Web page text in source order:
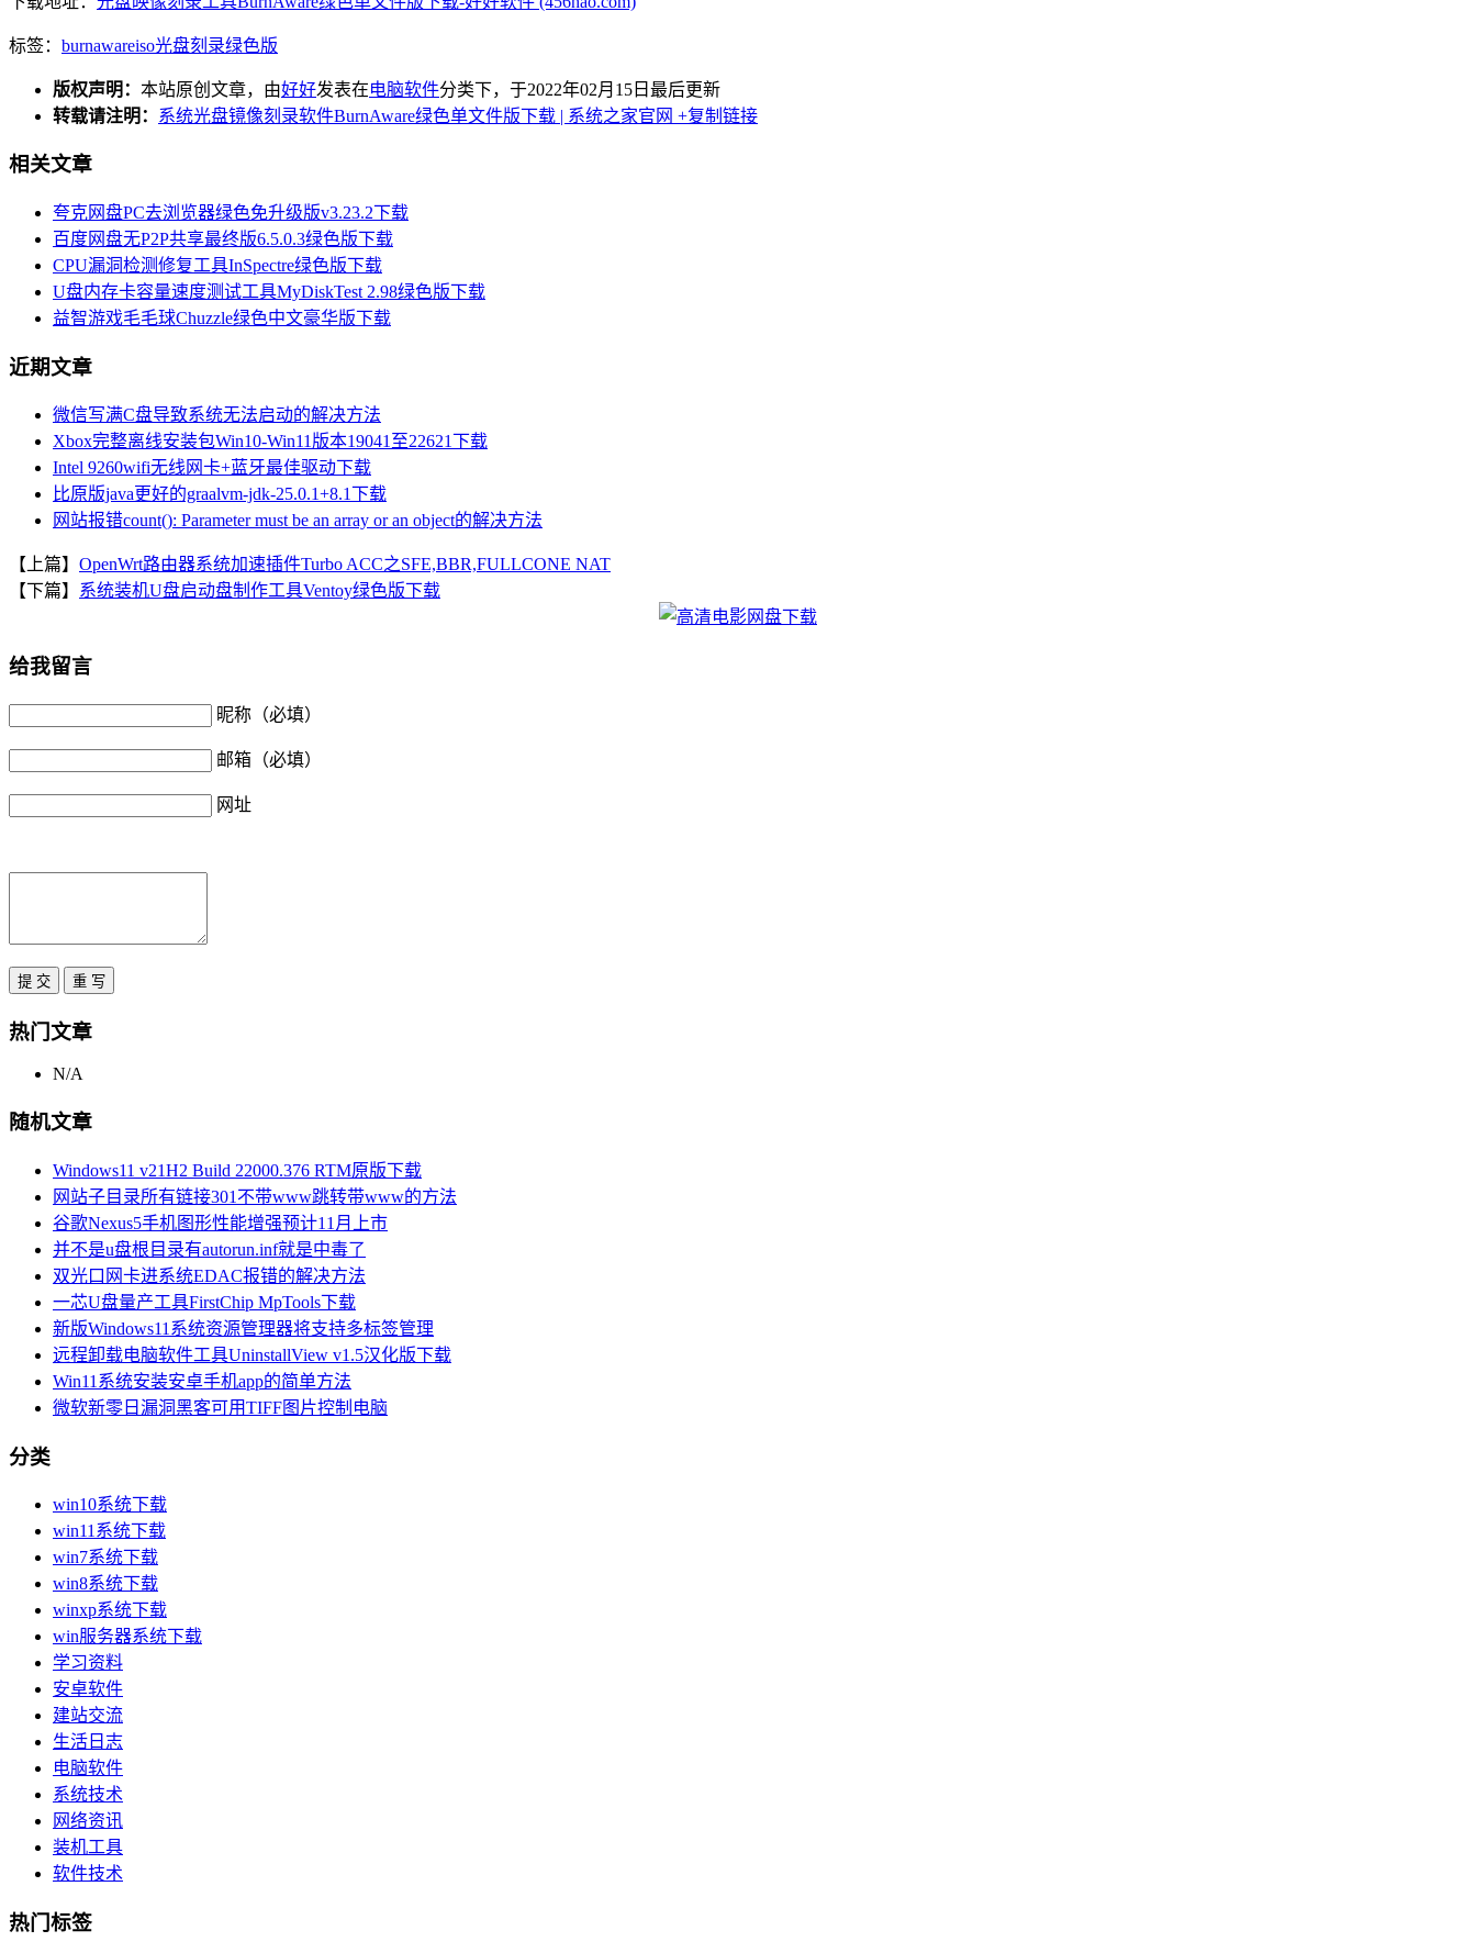
标签： burnawareiso光盘刻录绿色版
版权声明： 本站原创文章，由好好发表在电脑软件分类下，于2022年02月15日最后更新
转载请注明： 系统光盘镜像刻录软件BurnAware绿色单文件版下载 | 系统之家官网 +复制链接
相关文章
夸克网盘PC去浏览器绿色免升级版v3.23.2下载
百度网盘无P2P共享最终版6.5.0.3绿色版下载
CPU漏洞检测修复工具InSpectre绿色版下载
U盘内存卡容量速度测试工具MyDiskTest 2.98绿色版下载
益智游戏毛毛球Chuzzle绿色中文豪华版下载
近期文章
微信写满C盘导致系统无法启动的解决方法
Xbox完整离线安装包Win10-Win11版本19041至22621下载
Intel 9260wifi无线网卡+蓝牙最佳驱动下载
比原版java更好的graalvm-jdk-25.0.1+8.1下载
网站报错count(): Parameter must be an array or an object的解决方法
【上篇】 OpenWrt路由器系统加速插件Turbo ACC之SFE,BBR,FULLCONE NAT
【下篇】 系统装机U盘启动盘制作工具Ventoy绿色版下载
给我留言
昵称（必填）
邮箱（必填）
网址
热门文章
N/A
随机文章
Windows11 v21H2 Build 22000.376 RTM原版下载
网站子目录所有链接301不带www跳转带www的方法
谷歌Nexus5手机图形性能增强预计11月上市
并不是u盘根目录有autorun.inf就是中毒了
双光口网卡进系统EDAC报错的解决方法
一芯U盘量产工具FirstChip MpTools下载
新版Windows11系统资源管理器将支持多标签管理
远程卸载电脑软件工具UninstallView v1.5汉化版下载
Win11系统安装安卓手机app的简单方法
微软新零日漏洞黑客可用TIFF图片控制电脑
分类
win10系统下载
win11系统下载
win7系统下载
win8系统下载
winxp系统下载
win服务器系统下载
学习资料
安卓软件
建站交流
生活日志
电脑软件
系统技术
网络资讯
装机工具
软件技术
热门标签